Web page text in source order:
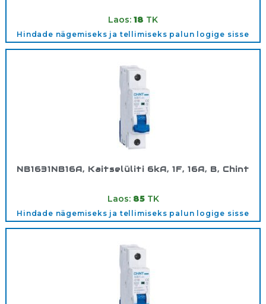
Laos: 18 TK
Hindade nägemiseks ja tellimiseks palun logige sisse
NB1631NB16A, Kaitselüliti 6kA, 1F, 16A, B, Chint
Laos: 85TK
Hindade nägemiseks ja tellimiseks palun logige sisse